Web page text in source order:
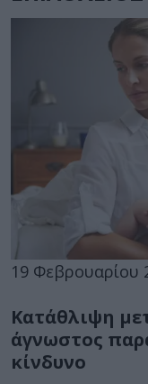
19 Φεβρουαρίου
Κατάθλιψη
άγνωστος
κίνδυνο